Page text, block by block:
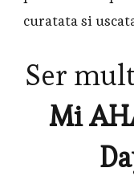
curatata si
Ser
Mi